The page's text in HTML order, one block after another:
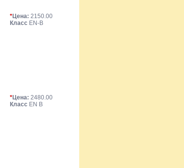
*Цена: 2150.00
Класс EN-B
*Цена: 2480.00
Класс EN B